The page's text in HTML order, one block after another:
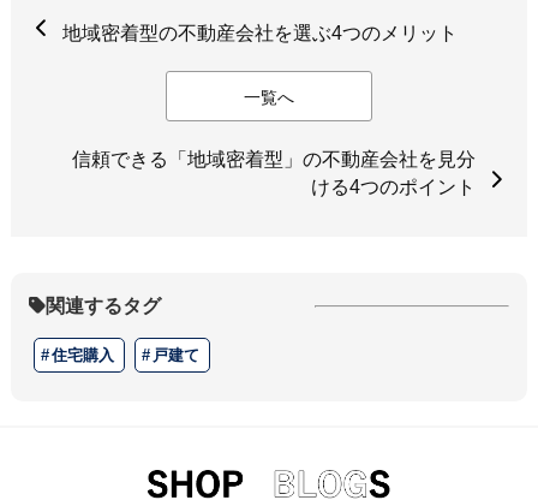
地域密着型の不動産会社を選ぶ4つのメリット
一覧へ
信頼できる「地域密着型」の不動産会社を見分
ける4つのポイント
関連するタグ
住宅購入 戸建て